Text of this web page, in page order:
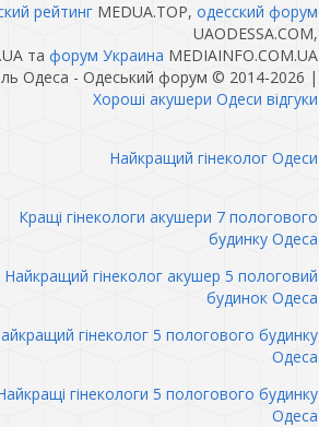
рейтингMEDUA.TOP, одесский форум
UAODESSA.COM,
та форум Украина MEDIAINFO.COM.UA
Одеса - Одеський форум © 2014-2026 |
Хороші акушери Одеси відгуки
Найкращий гінеколог Одеси
Кращі гінекологи акушери 7 пологового
будинку Одеса
Найкращий гінеколог акушер 5 пологовий
будинок Одеса
гінеколог 5 пологового будинку
Одеса
гінекологи 5 пологового будинку
Одеса